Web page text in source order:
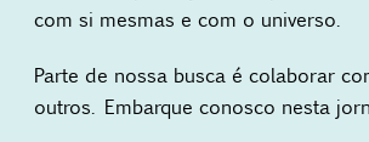
com si mesmas e com o universo.
Parte de nossa busca é colaborar
outros. Embarque conosco nesta